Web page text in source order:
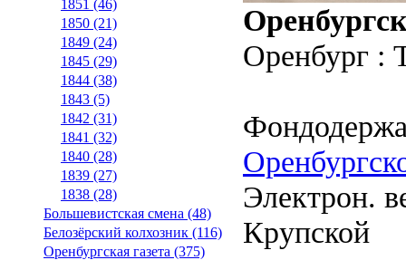
1851 (46)
1850 (21)
1849 (24)
1845 (29)
1844 (38)
1843 (5)
1842 (31)
1841 (32)
1840 (28)
1839 (27)
1838 (28)
Большевистская смена (48)
Белозёрский колхозник (116)
Оренбургская газета (375)
Оренбург :
Электрон.
Крупской